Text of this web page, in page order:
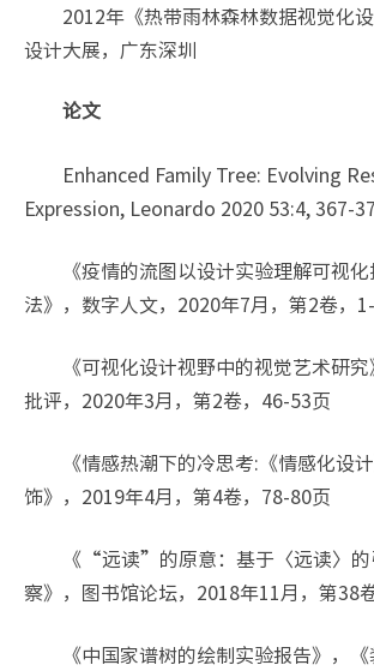
2012年《热带雨林森林数据视觉化
设计大展，广东深圳
论文
Enhanced Family Tree: Evolving
Expression, Leonardo 2020 53:4, 367-
《疫情的流图以设计实验理解可视
法》，数字人文，2020年7月，第2卷，
《可视化设计视野中的视觉艺术研
批评，2020年3月，第2卷，46-53页
《情感热潮下的冷思考:《情感化设
饰》，2019年4月，第4卷，78-80页
《“远读”的原意：基于〈远读〉
察》，图书馆论坛，2018年11月，第38
《中国家谱树的绘制实验报告》，